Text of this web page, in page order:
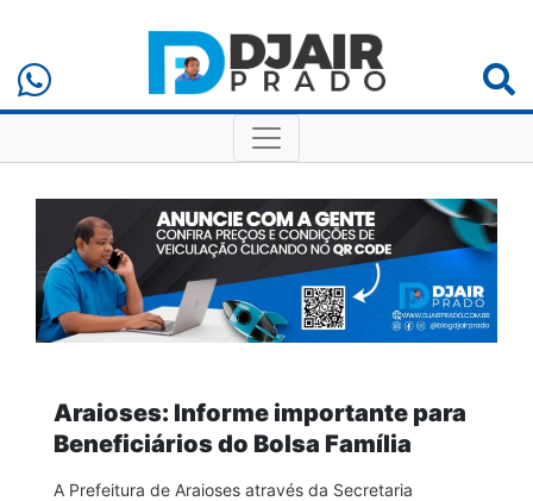
Araioses: Informe importante para
Beneficiários do Bolsa Família
A Prefeitura de Araioses através da Secretaria